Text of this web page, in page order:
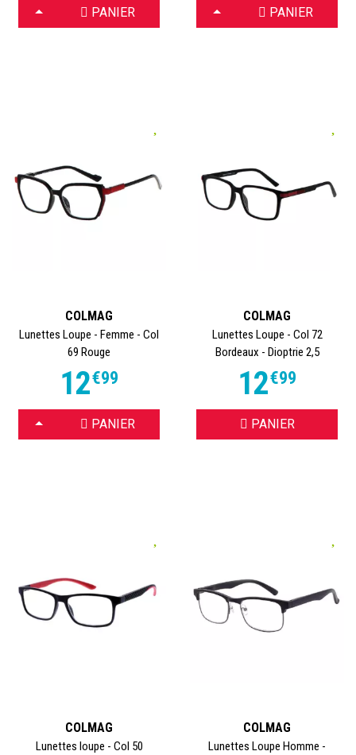
CHOISIR PANIER CHOISIR PANIER
COLMAG
Lunettes Loupe - Femme - Col
69 Rouge
12€99
CHOISIR PANIER
COLMAG
Lunettes Loupe - Col 72
Bordeaux - Dioptrie 2,5
12€99
PANIER
COLMAG
Lunettes loupe - Col 50
COLMAG
Lunettes Loupe Homme -